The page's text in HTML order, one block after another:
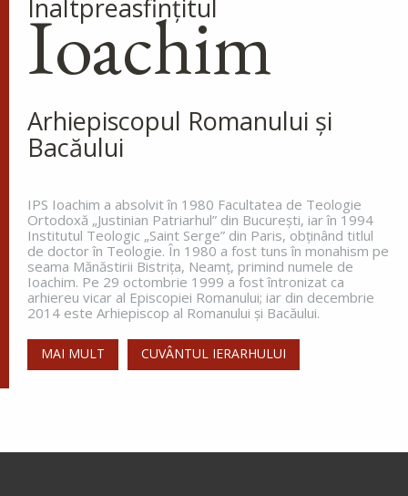
Evanghelia zilei
În vremea aceea s-a apropiat de Iisus un om,
miluiește pe fiul meu, că este lunatic și pătimește
rău, căci adesea cade în...
doxologia.ro
Preia articolele Doxologia în site-ul tău!
Înaltpreasfinţitul
Ioachim
Arhiepiscopul Romanului și
Bacăului
IPS Ioachim a absolvit în 1980 Facultatea de Teologie
Ortodoxă „Justinian Patriarhul” din Bucureşti, iar în 1994
Institutul Teologic „Saint Serge” din Paris, obţinând titlul
de doctor în Teologie. În 1980 a fost tuns în monahism pe
seama Mănăstirii Bistriţa, Neamţ, primind numele de
Ioachim. Pe 29 octombrie 1999 a fost întronizat ca
arhiereu vicar al Episcopiei Romanului; iar din decembrie
2014 este Arhiepiscop al Romanului și Bacăului.
MAI MULT CUVÂNTUL IERARHULUI